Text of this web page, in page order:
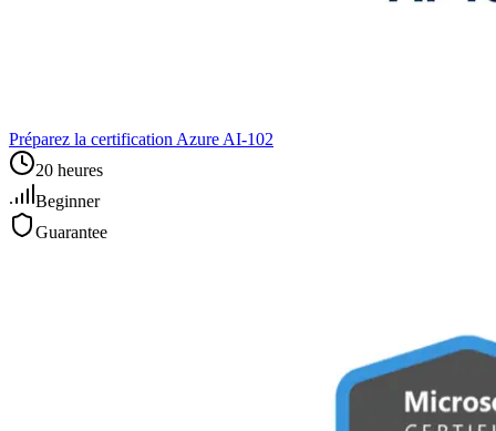
Préparez la certification Azure AI‑102
20 heures
Beginner
Guarantee